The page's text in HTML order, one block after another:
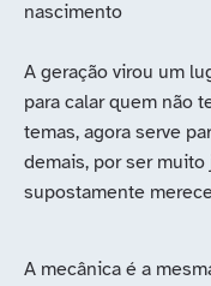
nascimento
A geração virou um
para calar quem não
temas, agora serve
demais, por ser
supostamente
A mecânica é a